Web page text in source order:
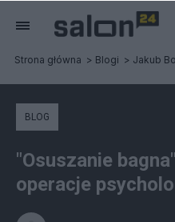
Strona główna Blogi Jakub
BLOG
"Osuszanie
operacje